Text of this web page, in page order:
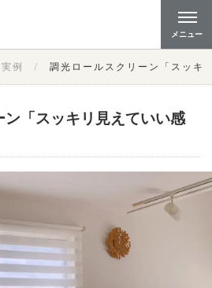
メニュー
例 調光ロールスクリーン「スッキ
「スッキリ見えていい感